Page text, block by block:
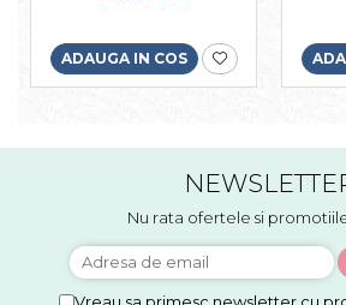
ADAUGA IN COS
Nu rata ofertele si
Vreau sa primesc newsletter cu